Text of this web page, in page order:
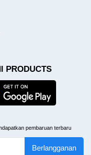
PRODUCTS
pembaruan terbaru
Berlangganan